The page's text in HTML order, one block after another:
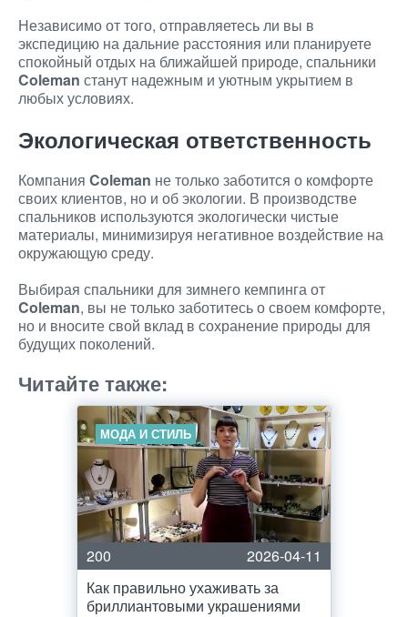
Независимо от того, отправляетесь ли вы в
экспедицию на дальние расстояния или планируете
спокойный отдых на ближайшей природе, спальники
Coleman станут надежным и уютным укрытием в
любых условиях.
Экологическая ответственность
Компания Coleman не только заботится о комфорте
своих клиентов, но и об экологии. В производстве
спальников используются экологически чистые
материалы, минимизируя негативное воздействие на
окружающую среду.
Выбирая спальники для зимнего кемпинга от
Coleman, вы не только заботитесь о своем комфорте,
но и вносите свой вклад в сохранение природы для
будущих поколений.
Читайте также:
МОДА И СТИЛЬ
200
2026-04-11
Как правильно ухаживать за
бриллиантовыми украшениями